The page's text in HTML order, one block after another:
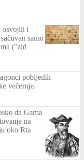
osvojili i
samo
("zid
pobijedili
večernje.
da Gama
na
oko Rta